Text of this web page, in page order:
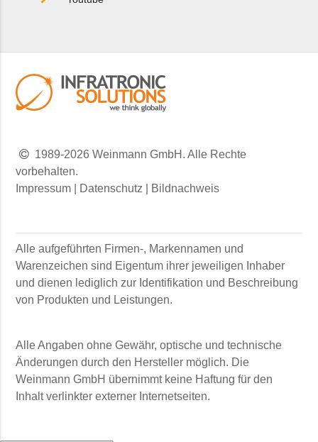
1989-2026 Weinmann GmbH. Alle Rechte
vorbehalten.
Impressum
Datenschutz Bildnachweis
Alle aufgeführten Firmen-, Markennamen und
Warenzeichen sind Eigentum ihrer jeweiligen Inhaber
und dienen lediglich zur Identifikation und Beschreibung
von Produkten und Leistungen.
Alle Angaben ohne Gewähr, optische und technische
Änderungen durch den Hersteller möglich. Die
Weinmann GmbH übernimmt keine Haftung für den
Inhalt verlinkter externer Internetseiten.